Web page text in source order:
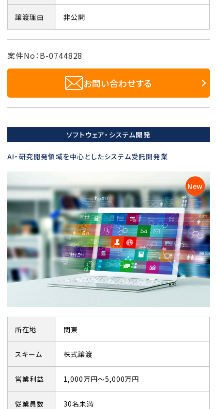
譲渡理由 非公開
案件No：B-0744828
お問い合わせする
ソフトウェア・システム開発
AI・研究開発領域を中心としたシステム受託開発業
所在地 関東
スキーム 株式譲渡
営業利益 1,000万円～5,000万円
従業員数 30名未満